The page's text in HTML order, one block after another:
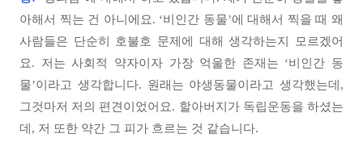
아해서 찍는 건 아니에요. ‘비인간 동물’에 대해서 찍을 때 왜
사람들은 단순히 호불호 문제에 대해 생각하는지 모르겠어
요. 저는 사회적 약자이자 가장 억울한 존재는 ‘비인간 동
물’이라고 생각합니다. 원래는 야생동물이라고 생각했는데,
그것마저 저의 편견이었어요. 할아버지가 독립운동을 하셨는
데, 저 또한 약간 그 피가 흐르는 것 같습니다.